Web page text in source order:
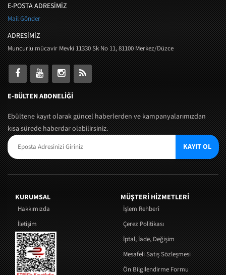
E-POSTA ADRESİMİZ
Mail Gönder
ADRESİMİZ
Muncurlu mücavir Mevki 11330 Sk No 11, 81100 Merkez/Düzce
E-BÜLTEN ABONELİĞİ
Ebültene kayıt olarak güncel haberlerden ve kampanyalarımızdan
kısa sürede haberdar olabilirsiniz.
KAYIT OL
KURUMSAL
Hakkımızda
İletişim
MÜŞTERI HIZMETLERI
İşlem Rehberi
Çerez Politikası
İptal, İade, Değişim
Mesafeli Satış Sözleşmesi
Ön Bilgilendirme Formu